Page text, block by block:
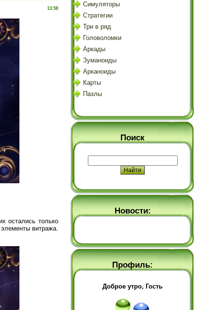
13:58
остались только
витража.
Симуляторы
Стратегии
Три в ряд
Головоломки
Аркады
Зуманоиды
Арканоиды
Карты
Пазлы
Поиск
Новости:
Профиль:
Доброе утро, Гость